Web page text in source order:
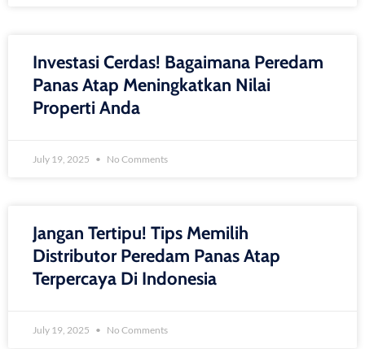
Investasi Cerdas! Bagaimana Peredam
Panas Atap Meningkatkan Nilai
Properti Anda
July 19, 2025 No Comments
Jangan Tertipu! Tips Memilih
Distributor Peredam Panas Atap
Terpercaya Di Indonesia
July 19, 2025 No Comments